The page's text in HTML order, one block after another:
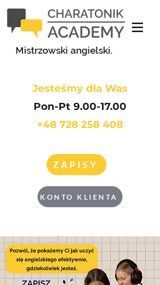
Jesteśmy dla Was
Pon-Pt 9.00-17.00
+48 728 258 408
KONTO KLIENTA
ZAPISY
Mistrzowski angielski.